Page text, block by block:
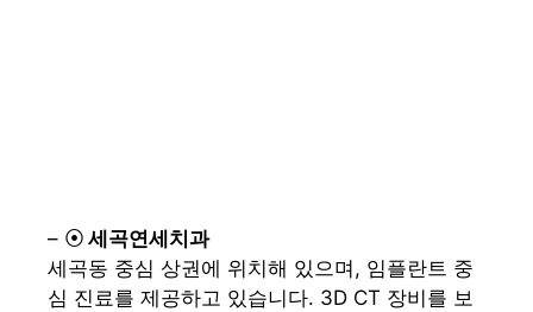
– ⦿ 세곡연세치과
세곡동 중심 상권에 위치해 있으며, 임플란트 중
심 진료를 제공하고 있습니다. 3D CT 장비를 보